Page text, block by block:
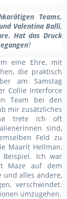
Teams,
Valentina Balli,
Hat das Druck
?
eine Ehre, mit
die praktisch
am Samstag
Collie Interforce
Team bei den
mir zusätzliches
trete ich oft
sind,
Feld zu
Maarit Hellman,
Ich war
Mazeauf dem
und alles andere,
verschwindet.
umzugehen.